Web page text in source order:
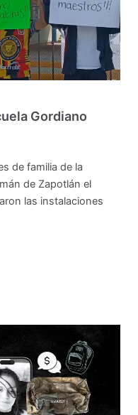
Gordiano
de familia de la
de Zapotlán el
las instalaciones